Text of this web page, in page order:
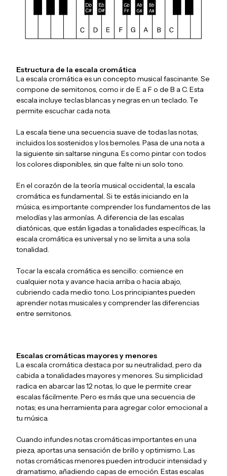
Estructura de la escala cromática
La escala cromática es un concepto musical fascinante. Se
compone de semitonos, como ir de E a F o de B a C. Esta
escala incluye teclas blancas y negras en un teclado. Te
permite escuchar cada nota.
La escala tiene una secuencia suave de todas las notas,
incluidos los sostenidos y los bemoles. Pasa de una nota a
la siguiente sin saltarse ninguna. Es como pintar con todos
los colores disponibles, sin que falte ni un solo tono.
En el corazón de la teoría musical occidental, la escala
cromática es fundamental. Si te estás iniciando en la
música, es importante comprender los fundamentos de las
melodías y las armonías. A diferencia de las escalas
diatónicas, que están ligadas a tonalidades específicas, la
escala cromática es universal y no se limita a una sola
tonalidad.
Tocar la escala cromática es sencillo: comience en
cualquier nota y avance hacia arriba o hacia abajo,
cubriendo cada medio tono. Los principiantes pueden
aprender notas musicales y comprender las diferencias
entre semitonos.
Escalas cromáticas mayores y menores
La escala cromática destaca por su neutralidad, pero da
cabida a tonalidades mayores y menores. Su simplicidad
radica en abarcar las 12 notas, lo que le permite crear
escalas fácilmente. Pero es más que una secuencia de
notas; es una herramienta para agregar color emocional a
tu música.
Cuando infundes notas cromáticas importantes en una
pieza, aportas una sensación de brillo y optimismo. Las
notas cromáticas menores pueden introducir intensidad y
dramatismo, añadiendo capas de emoción. Estas escalas